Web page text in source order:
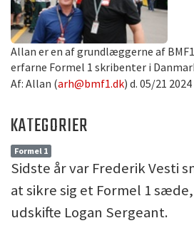
Allan er en af grundlæggerne af
erfarne Formel 1 skribenter i
Af: Allan (arh@bmf1.dk) d. 05/21
KATEGORIER
Formel 1
Sidste år var Frederik Vesti
at sikre sig et Formel 1
udskifte Logan Sergeant.